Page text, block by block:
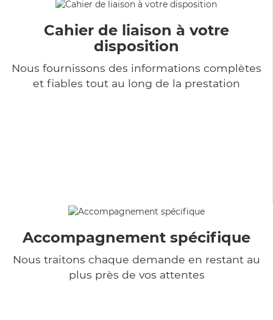
Cahier de liaison à votre
disposition
Nous fournissons des informations complètes
et fiables tout au long de la prestation
Accompagnement spécifique
Nous traitons chaque demande en restant au
plus près de vos attentes